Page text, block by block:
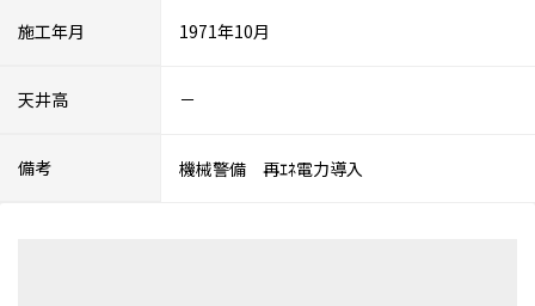
施工年月 1971年10月
天井高 －
備考 機械警備 再ｴﾈ電力導入